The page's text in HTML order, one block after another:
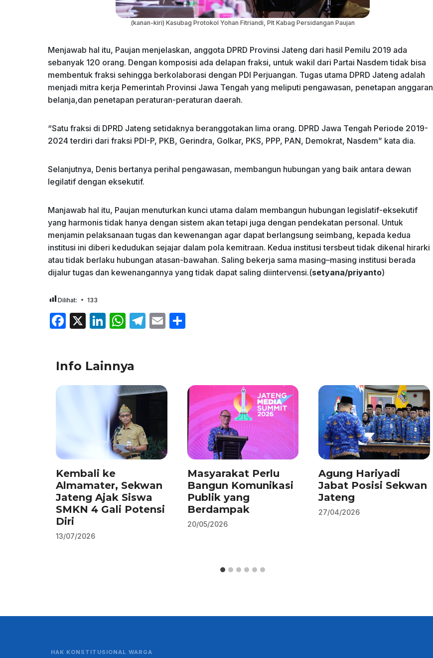
(kanan-kiri) Kasubag Protokol Yohan Fitriandi, Plt Kabag Persidangan Paujan
Menjawab hal itu, Paujan menjelaskan, anggota DPRD Provinsi Jateng dari hasil Pemilu 2019 ada
sebanyak 120 orang. Dengan komposisi ada delapan fraksi, untuk wakil dari Partai Nasdem tidak bisa
membentuk fraksi sehingga berkolaborasi dengan PDI Perjuangan. Tugas utama DPRD Jateng adalah
menjadi mitra kerja Pemerintah Provinsi Jawa Tengah yang meliputi pengawasan, penetapan anggaran
belanja,dan penetapan peraturan-peraturan daerah.
“Satu fraksi di DPRD Jateng setidaknya beranggotakan lima orang. DPRD Jawa Tengah Periode 2019-
2024 terdiri dari fraksi PDI-P, PKB, Gerindra, Golkar, PKS, PPP, PAN, Demokrat, Nasdem” kata dia.
Selanjutnya, Denis bertanya perihal pengawasan, membangun hubungan yang baik antara dewan
legilatif dengan eksekutif.
Manjawab hal itu, Paujan menuturkan kunci utama dalam membangun hubungan legislatif-eksekutif
yang harmonis tidak hanya dengan sistem akan tetapi juga dengan pendekatan personal. Untuk
menjamin pelaksanaan tugas dan kewenangan agar dapat berlangsung seimbang, kepada kedua
institusi ini diberi kedudukan sejajar dalam pola kemitraan. Kedua institusi tersbeut tidak dikenal hirarki
atau tidak berlaku hubungan atasan-bawahan. Saling bekerja sama masing–masing institusi berada
dijalur tugas dan kewenangannya yang tidak dapat saling diintervensi.(setyana/priyanto)
Dilihat: 133
F
e
b
X
Li
e
dI
n
W
s
A
p
p
T
a
m
E
Info Lainnya
Kembali ke
Almamater, Sekwan
Jateng Ajak Siswa
SMKN 4 Gali Potensi
Diri
13/07/2026
Masyarakat Perlu
Bangun Komunikasi
Publik yang
Berdampak
20/05/2026
Agung Hariyadi
Jabat Posisi Sekwan
Jateng
27/04/2026
HAK KONSTITUSIONAL WARGA